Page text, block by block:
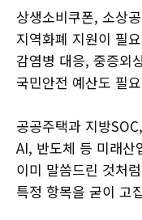
상생소비쿠폰, 소상
지역화폐 지원이 필
감염병 대응, 중증외
국민안전 예산도 필
공공주택과 지방
AI, 반도체 등 미래산
이미 말씀드린 것처
특정 항목을 굳이 고